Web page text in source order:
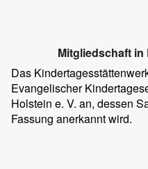
Mitgliedschaft
Das
Evangelischer
Holstein e. V. an, dessen
Fassung anerkannt wird.